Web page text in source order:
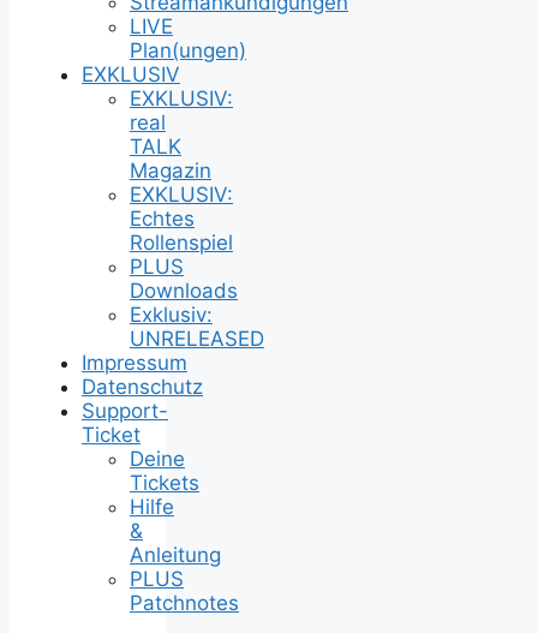
LIVE
Plan(ungen)
EXKLUSIV
EXKLUSIV:
real
TALK
Magazin
EXKLUSIV:
Echtes
Rollenspiel
PLUS
Downloads
Exklusiv:
UNRELEASED
Impressum
Datenschutz
Support-
Ticket
Deine
Tickets
Hilfe
&
Anleitung
PLUS
Patchnotes